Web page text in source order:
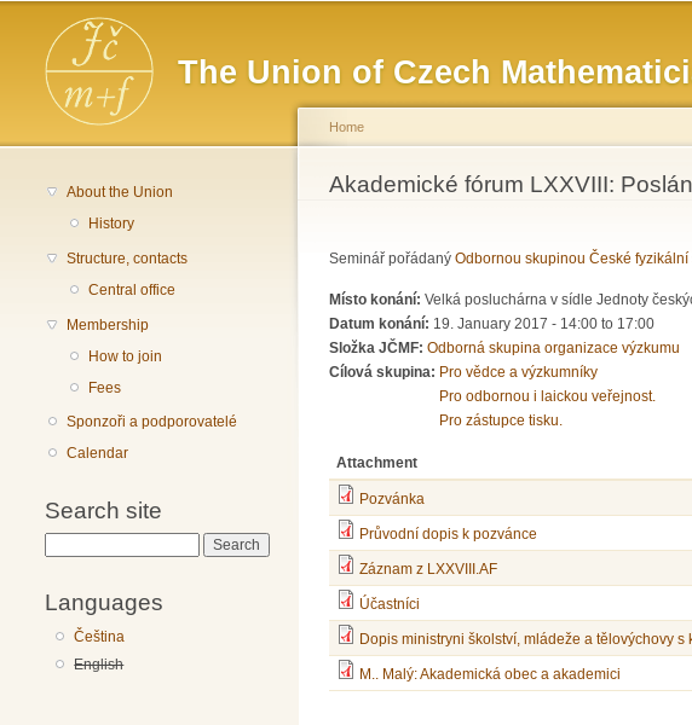
The Union of Czech
Main menu
About the Union
History
Structure, contacts
Central office
Membership
How to join
Fees
Sponzoři a podporovatelé
Calendar
Search site
Languages
Čeština
English
You are here
Home
Akademické fórum LXXVIII:
Seminář pořádaný Odbornou skupinou České
Místo konání: Velká posluchárna v sídle Jednoty
Datum konání: 19. January 2017 - 14:00 to 17:00
Složka JČMF: Odborná skupina organizace výzkumu
Cílová skupina: Pro vědce a výzkumníky
Pro odbornou i laickou veřejnost.
Pro zástupce tisku.
Attachment
Pozvánka
Průvodní dopis k pozvánce
Záznam z LXXVIII.AF
Účastníci
Dopis ministryni školství, mládeže a tělovýchovy s
M.. Malý: Akademická obec a akademici